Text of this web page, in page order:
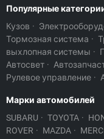
Популярные
Кузов ·
Тормозная система ·
выхлопная системы ·
Автосвет ·
Рулевое управление ·
Марки автомобилей
SUBARU · TOYOTA ·
ROVER · MAZDA ·